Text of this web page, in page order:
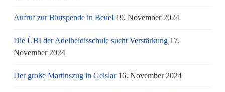
Aufruf zur Blutspende in Beuel 19. November 2024
Die ÜBI der Adelheidisschule sucht Verstärkung 17.
November 2024
Der große Martinszug in Geislar 16. November 2024